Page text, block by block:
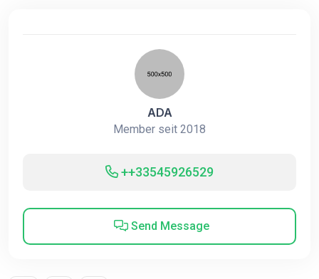
ADA
Member seit 2018
++33545926529
Send Message